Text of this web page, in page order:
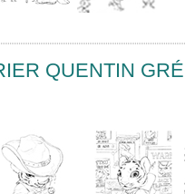
QUENTIN